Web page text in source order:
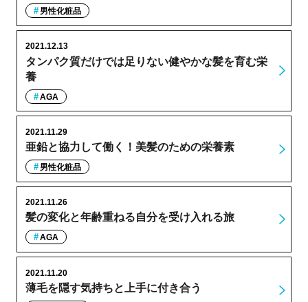
男性化粧品
タンパク質だけでは足りない健やかな髪を育む栄
養
2021.12.13
AGA
亜鉛と協力して働く！美髪のための栄養素
2021.11.29
男性化粧品
髪の変化と年齢重ねる自分を受け入れる旅
2021.11.26
AGA
薄毛を隠す気持ちと上手に付き合う
2021.11.20